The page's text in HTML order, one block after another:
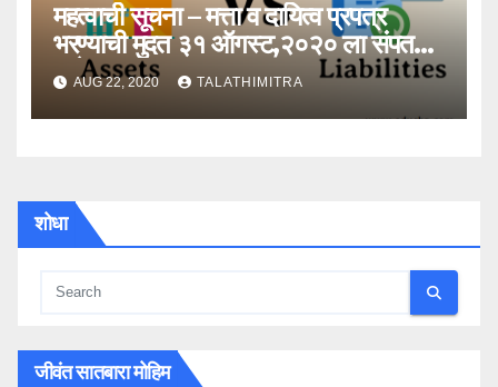
महत्वाची सूचना – मत्ता व दायित्व प्रपत्र
भरण्याची मुदत ३१ ऑगस्ट,२०२० ला संपत
आहे !
AUG 22, 2020 TALATHIMITRA
शोधा
जीवंत सातबारा मोहिम